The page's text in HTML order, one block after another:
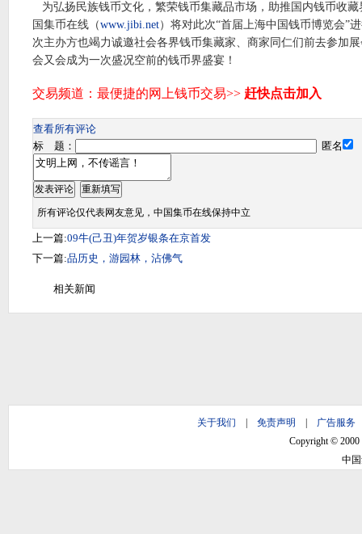
为弘扬民族钱币文化，繁荣钱币集藏品市场，助推国内钱币收
国集币在线（www.jibi.net）将对此次“首届上海中国钱币博览会”
次主办方也竭力诚邀社会各界钱币集藏家、商家同仁们前去参加
会又会成为一次盛况空前的钱币界盛宴！
查看所有评论
标 题：
匿名
所有评论仅代表网友意见，中国集币在线保持中立
上一篇:09牛(己丑)年贺岁银条在京首发
下一篇:品历史，游园林，沾佛气
相关新闻
关于我们 免责声明 广告服务
Copyright © 2000
中